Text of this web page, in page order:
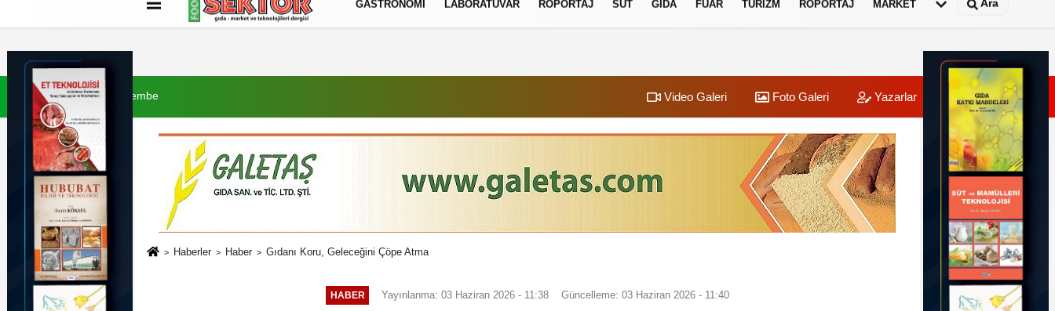
İletişim Çerez Politikası
GASTRONOMI LABORATUVAR RÖPORTAJ SÜT GIDA FUAR TURIZM RÖPORTAJ MARKET Ara
6 Ağustos 2026, Perşembe Video Galeri Foto Galeri Yazarlar Üye Paneli
Haberler Haber Gıdanı Koru, Geleceğini Çöpe Atma
HABER Yayınlanma: 03 Haziran 2026 - 11:38 Güncelleme: 03 Haziran 2026 - 11:40